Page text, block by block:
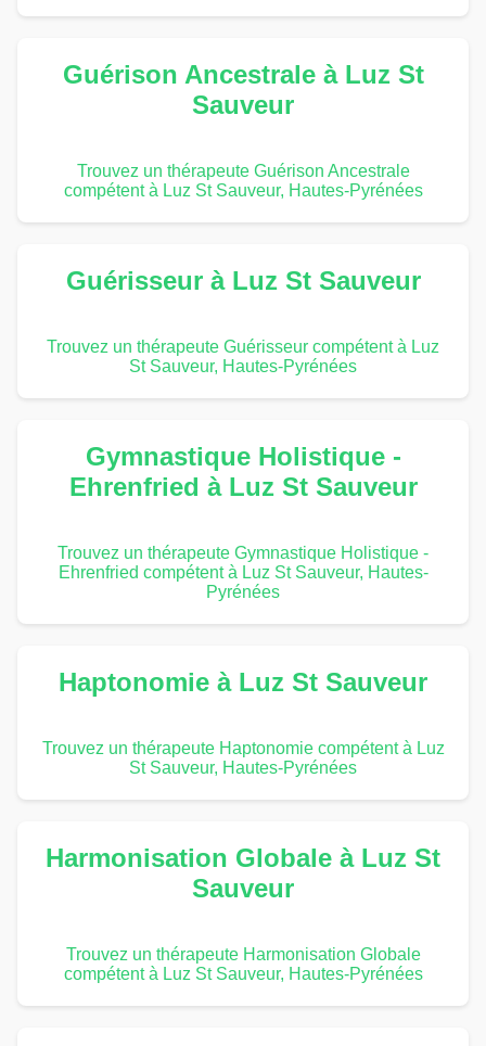
Guérison Ancestrale à Luz St
Sauveur
Trouvez un thérapeute Guérison Ancestrale
compétent à Luz St Sauveur, Hautes-Pyrénées
Guérisseur à Luz St Sauveur
Trouvez un thérapeute Guérisseur compétent à Luz
St Sauveur, Hautes-Pyrénées
Gymnastique Holistique -
Ehrenfried à Luz St Sauveur
Trouvez un thérapeute Gymnastique Holistique -
Ehrenfried compétent à Luz St Sauveur, Hautes-
Pyrénées
Haptonomie à Luz St Sauveur
Trouvez un thérapeute Haptonomie compétent à Luz
St Sauveur, Hautes-Pyrénées
Harmonisation Globale à Luz St
Sauveur
Trouvez un thérapeute Harmonisation Globale
compétent à Luz St Sauveur, Hautes-Pyrénées